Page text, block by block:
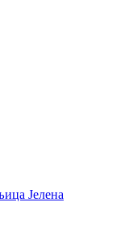
Јелена